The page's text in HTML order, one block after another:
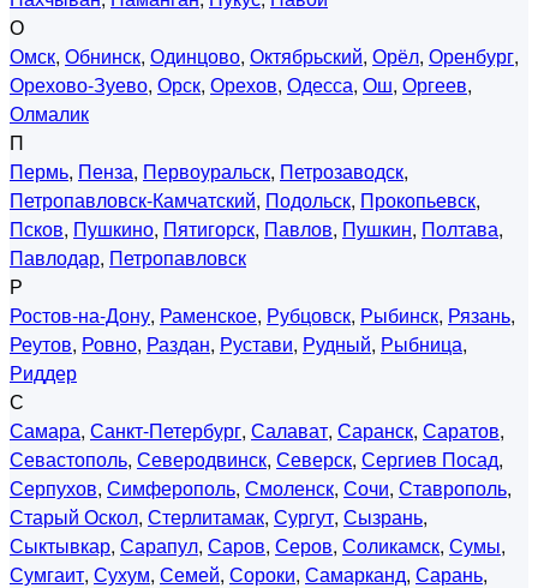
О
Омск, Обнинск, Одинцово, Октябрьский, Орёл, Оренбург,
Орехово-Зуево, Орск, Орехов, Одесса, Ош, Оргеев,
Олмалик
П
Пермь, Пенза, Первоуральск, Петрозаводск,
Петропавловск-Камчатский, Подольск, Прокопьевск,
Псков, Пушкино, Пятигорск, Павлов, Пушкин, Полтава,
Павлодар, Петропавловск
Р
Ростов-на-Дону, Раменское, Рубцовск, Рыбинск, Рязань,
Реутов, Ровно, Раздан, Рустави, Рудный, Рыбница,
Риддер
С
Самара, Санкт-Петербург, Салават, Саранск, Саратов,
Севастополь, Северодвинск, Северск, Сергиев Посад,
Серпухов, Симферополь, Смоленск, Сочи, Ставрополь,
Старый Оскол, Стерлитамак, Сургут, Сызрань,
Сыктывкар, Сарапул, Саров, Серов, Соликамск, Сумы,
Сумгаит, Сухум, Семей, Сороки, Самарканд, Сарань,